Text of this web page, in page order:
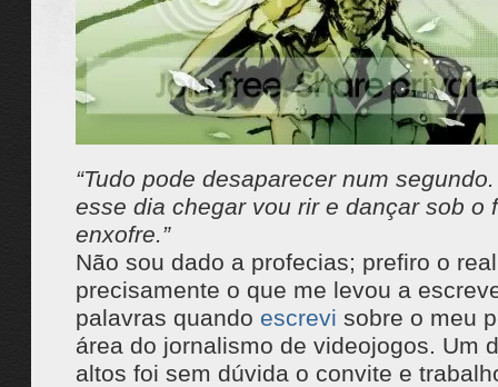
“Tudo pode desaparecer num
esse dia chegar vou rir e dançar sob o
enxofre.”
Não sou dado a profecias; prefiro o
precisamente o que me levou a
palavras quando escrevi sobre o meu
área do jornalismo de videojogos. Um
altos foi sem dúvida o convite e